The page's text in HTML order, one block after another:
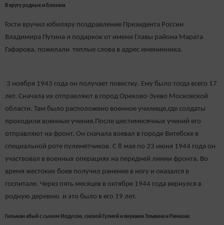
В кругу родных и близких
Гости вручил юбиляру поздравление Президента России
Владимира Путина и подаркок от имени Главы района Марата
Гафарова, пожелали теплые слова в адрес именинника.
3 ноября 1943 года он получает повестку. Ему было тогда всего 17
лет. Сначала их отправляют в город Орехово-Зуево Московской
области. Там было расположено военное училище,где солдаты
проходили военные учения.После шестимесячных учений его
отправляют на фронт. Он сначала воевал в городе Витебске в
специальной роте пулемётчиков. С 8 мая по 23 июня 1944 года он
участвовал в военных операциях на передней линии фронта. Во
время жестоких боев получил ранение в ногу и оказался в
госпитале. Через пять месяцев в октябре 1944 года вернулся в
родную деревню и это было в его 19 лет.
Гильман абый с сыном Илдусом, снохой Гулией и внуками Эльвина и Рамазан.